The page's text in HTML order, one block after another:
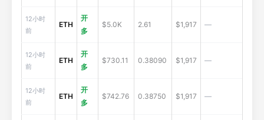
12小时
前
ETH
开
多
$5.0K 2.61 $1,917 —
12小时
前
ETH
开
多
$730.11 0.38090 $1,917 —
12小时
前
ETH
开
多
$742.76 0.38750 $1,917 —